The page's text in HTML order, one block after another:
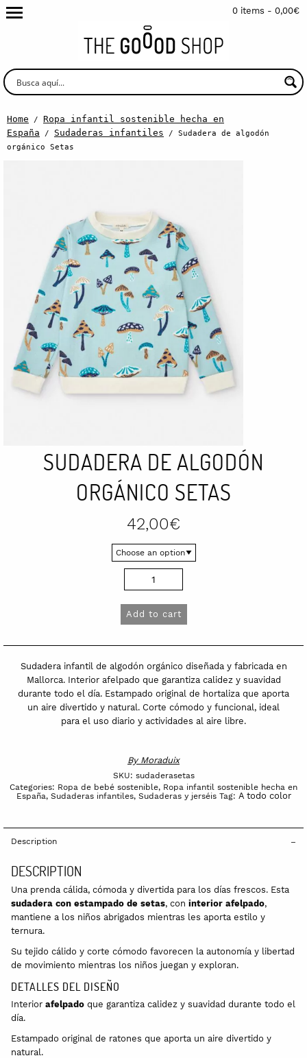
0 items - 0,00€
Home / Ropa infantil sostenible hecha en
España / Sudaderas infantiles / Sudadera de algodón
orgánico Setas
SUDADERA DE ALGODÓN
ORGÁNICO SETAS
42,00€
Setas
quantity
Add to cart
Sudadera infantil de algodón orgánico diseñada y fabricada en
Mallorca. Interior afelpado que garantiza calidez y suavidad
durante todo el día. Estampado original de hortaliza que aporta
un aire divertido y natural. Corte cómodo y funcional, ideal
para el uso diario y actividades al aire libre.
By Moraduix
SKU: sudaderasetas
Categories: Ropa de bebé sostenible, Ropa infantil sostenible hecha en
España, Sudaderas infantiles, Sudaderas y jerséis Tag: A todo color
Description
DESCRIPTION
Una prenda cálida, cómoda y divertida para los días frescos. Esta
sudadera con estampado de setas, con interior afelpado,
mantiene a los niños abrigados mientras les aporta estilo y
ternura.
Su tejido cálido y corte cómodo favorecen la autonomía y libertad
de movimiento mientras los niños juegan y exploran.
DETALLES DEL DISEÑO
Interior afelpado que garantiza calidez y suavidad durante todo el
día.
Estampado original de ratones que aporta un aire divertido y
natural.